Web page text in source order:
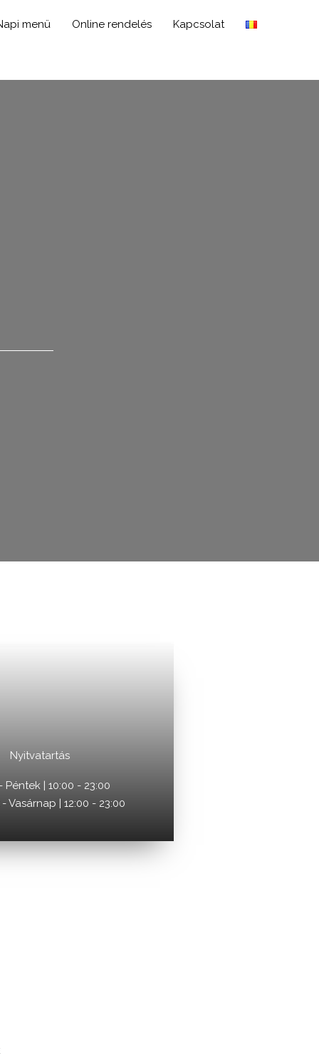
menü Online rendelés Kapcsolat
Nyitvatartás
Péntek | 10:00 - 23:00
Vasárnap | 12:00 - 23:00